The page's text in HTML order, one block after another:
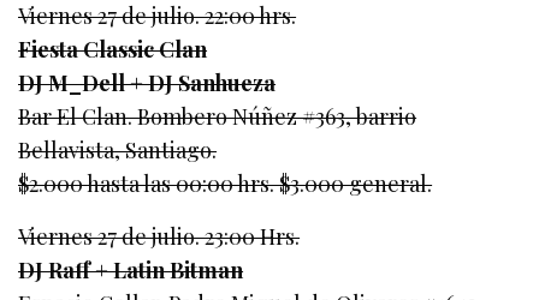
Viernes 27 de julio. 22:00 hrs.
Fiesta Classic Clan
DJ M_Dell + DJ Sanhueza
Bar El Clan. Bombero Núñez #363, barrio
Bellavista, Santiago.
$2.000 hasta las 00:00 hrs. $3.000 general.
Viernes 27 de julio. 23:00 Hrs.
DJ Raff + Latin Bitman